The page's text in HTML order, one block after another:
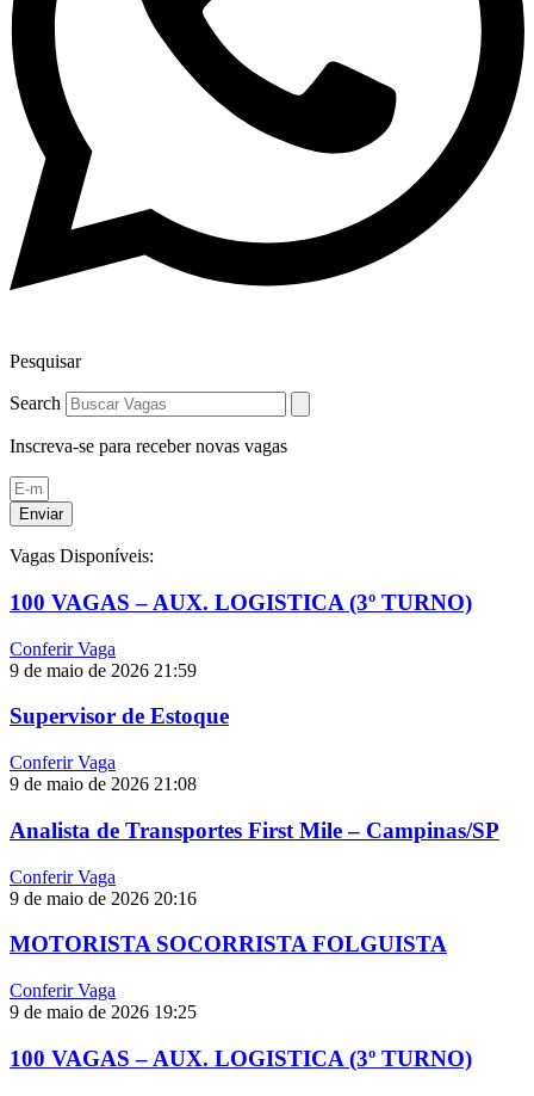
Pesquisar
Search
Inscreva-se para receber novas vagas
Enviar
Vagas Disponíveis:
100 VAGAS – AUX. LOGISTICA (3º TURNO)
Conferir Vaga
9 de maio de 2026 21:59
Supervisor de Estoque
Conferir Vaga
9 de maio de 2026 21:08
Analista de Transportes First Mile – Campinas/SP
Conferir Vaga
9 de maio de 2026 20:16
MOTORISTA SOCORRISTA FOLGUISTA
Conferir Vaga
9 de maio de 2026 19:25
100 VAGAS – AUX. LOGISTICA (3º TURNO)